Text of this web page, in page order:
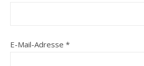
E-Mail-Adresse *